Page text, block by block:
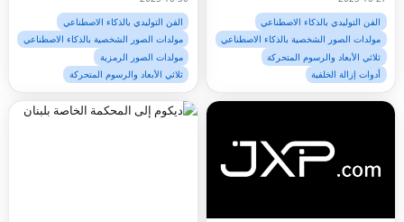
مهارات التصميم.
الفن التوليدي بالذكاء الاصطناعي
مولدات الصور الشخصية بالذكاء الاصطناعي
ثلاثي الأبعاد والرسوم المتحركة
أدوات إزالة الخلفية
الفن التوليدي بالذكاء الاصطناعي
مولدات الصور الشخصية بالذكاء الاصطناعي
مولدات الصور الرمزية
ثلاثي الأبعاد والرسوم المتحركة